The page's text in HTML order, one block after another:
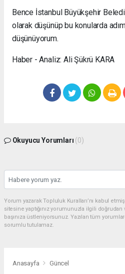
Bence İstanbul Büyükşehir
olarak düşünüp bu konularda
düşünüyorum.
Haber - Analiz: Ali Şükrü KARA
Okuyucu Yorumları (0)
Yorum yazarak Topluluk Kuralları’nı kabul
sitesine yaptığınız yorumunuzla ilgili
başınıza üstleniyorsunuz. Yazılan tüm
sorumlu tutulamaz.
Anasayfa Güncel